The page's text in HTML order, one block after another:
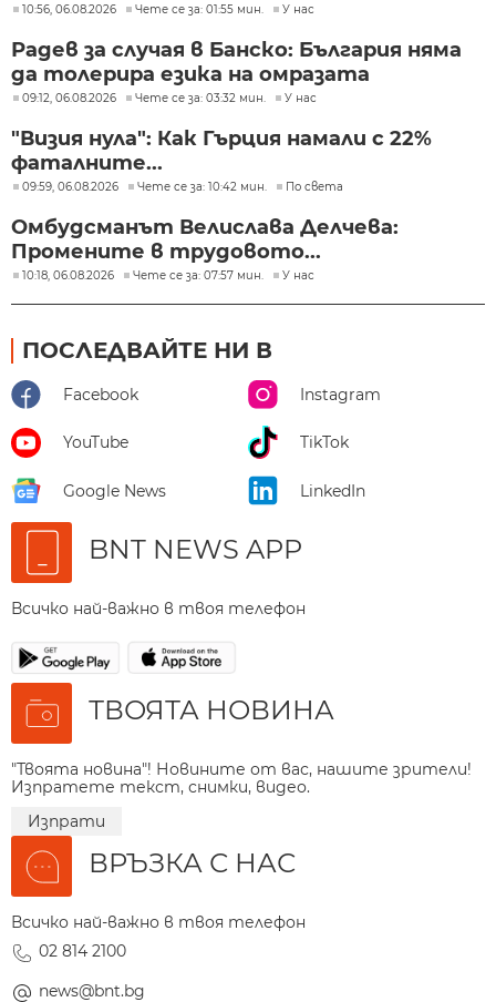
10:56, 06.08.2026 Чете се за: 01:55 мин. У нас
Радев за случая в Банско: България няма
да толерира езика на омразата
09:12, 06.08.2026 Чете се за: 03:32 мин. У нас
"Визия нула": Как Гърция намали с 22%
фаталните...
09:59, 06.08.2026 Чете се за: 10:42 мин. По света
Омбудсманът Велислава Делчева:
Промените в трудовото...
10:18, 06.08.2026 Чете се за: 07:57 мин. У нас
ПОСЛЕДВАЙТЕ НИ В
Facebook Instagram
YouTube TikTok
Google News LinkedIn
BNT NEWS APP
Всичко най-важно в твоя телефон
ТВОЯТА НОВИНА
"Твоята новина"! Новините от вас, нашите зрители!
Изпратете текст, снимки, видео.
Изпрати
ВРЪЗКА С НАС
Всичко най-важно в твоя телефон
02 814 2100
news@bnt.bg